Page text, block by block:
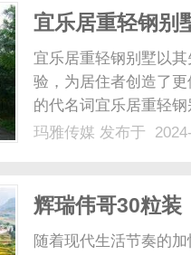
宜乐居重轻钢别
宜乐居重轻钢别墅以
验，为居住者创造了
的代名词宜乐居重轻
传统施工的繁琐流程
玛雅传媒 发布于
辉瑞伟哥30粒装
随着现代生活节奏的